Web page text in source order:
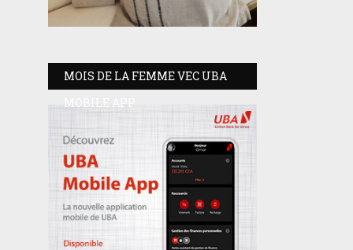
MOIS DE LA FEMME VEC UBA
MOBILE APP